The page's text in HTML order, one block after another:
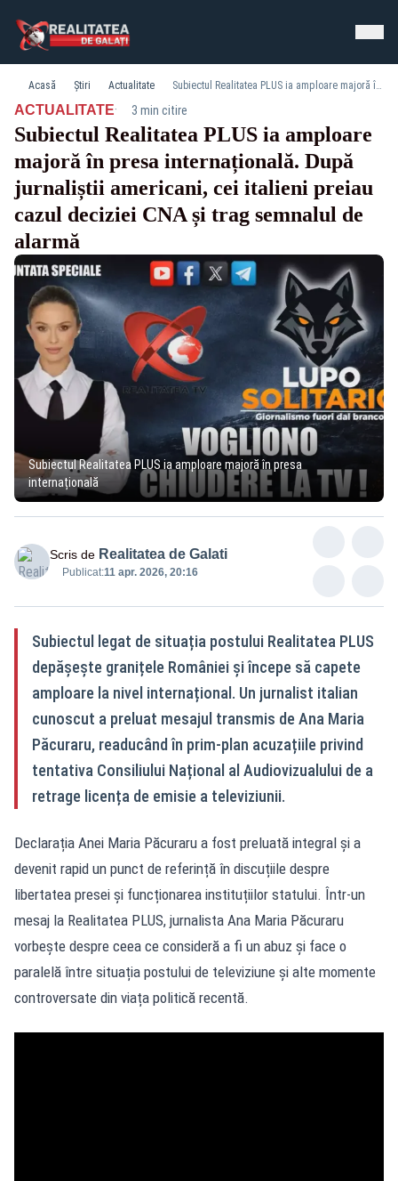
Acasă Știri Actualitate Subiectul Realitatea PLUS ia amploare majoră în presa internațională. După jurnaliștii americani, cei italieni preiau cazul deciziei CNA și trag semnalul de alarmă
ACTUALITATE· 3 min citire
Subiectul Realitatea PLUS ia amploare
majoră în presa internațională. După
jurnaliștii americani, cei italieni preiau
cazul deciziei CNA și trag semnalul de
alarmă
Subiectul Realitatea PLUS ia amploare majoră în presa
internațională
Scris de Realitatea de Galati
Publicat:11 apr. 2026, 20:16
Subiectul legat de situația postului Realitatea PLUS
depășește granițele României și începe să capete
amploare la nivel internațional. Un jurnalist italian
cunoscut a preluat mesajul transmis de Ana Maria
Păcuraru, readucând în prim-plan acuzațiile privind
tentativa Consiliului Național al Audiovizualului de a
retrage licența de emisie a televiziunii.
Declarația Anei Maria Păcuraru a fost preluată integral și a
devenit rapid un punct de referință în discuțiile despre
libertatea presei și funcționarea instituțiilor statului. Într-un
mesaj la Realitatea PLUS, jurnalista Ana Maria Păcuraru
vorbește despre ceea ce consideră a fi un abuz și face o
paralelă între situația postului de televiziune și alte momente
controversate din viața politică recentă.